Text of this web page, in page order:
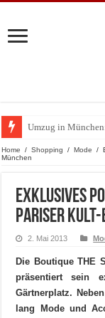
Umzug in
Zu Gast im
Home / Shopping / Mode /
München
Exklusives
Pariser Kult-
2. Mai 2013
Die Boutique THE
präsentiert sein
Gärtnerplatz.
lang Mode und